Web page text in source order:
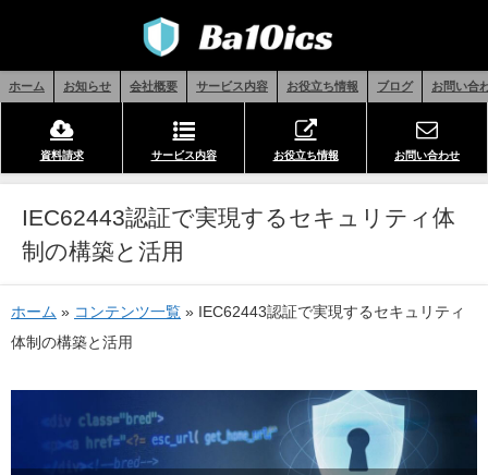
ホーム お知らせ 会社概要 サービス内容 お役立ち情報 ブログ お問い合
資料請求 サービス内容 お役立ち情報 お問い合わせ
IEC62443認証で実現するセキュリティ体
制の構築と活用
ホーム » コンテンツ一覧 »
IEC62443認証で実現するセキュリティ
体制の構築と活用